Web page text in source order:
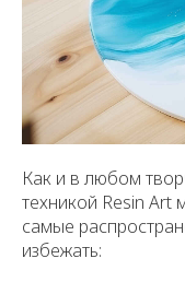
Как и в любом
техникой Resin Art
самые
избежать: